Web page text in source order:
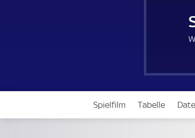
Spielfilm Tabelle